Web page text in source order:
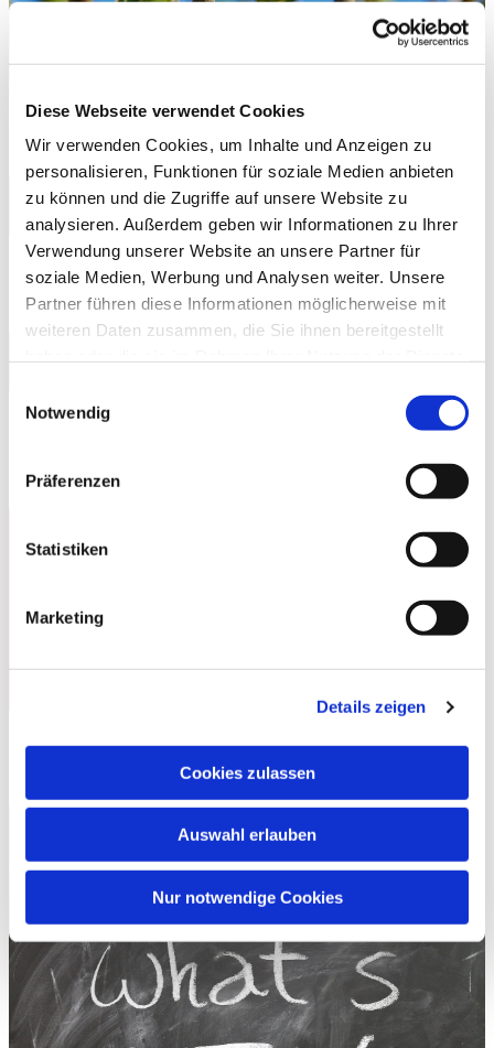
Diese Webseite verwendet Cookies
Wir verwenden Cookies, um Inhalte und Anzeigen zu
personalisieren, Funktionen für soziale Medien anbieten
zu können und die Zugriffe auf unsere Website zu
analysieren. Außerdem geben wir Informationen zu Ihrer
Verwendung unserer Website an unsere Partner für
soziale Medien, Werbung und Analysen weiter. Unsere
Partner führen diese Informationen möglicherweise mit
weiteren Daten zusammen, die Sie ihnen bereitgestellt
Notwendig
Präferenzen
Statistiken
Marketing
Details zeigen
Cookies zulassen
Auswahl erlauben
Nur notwendige Cookies
Ausgabe Nr. 65 — März 24 bis Mai 24 / alle
Ausgaben unterAktuelles/Gemeindebriefe
Frühschichten 2024
In der Passionszeit immer freitags um 6 Uhr - Stille,
Hören, Beten und anschl. ein Frühstück
Thema: Es geht um viel...
Stellungnahme des Superintendenten für Demokratie
und gegen Extremismus